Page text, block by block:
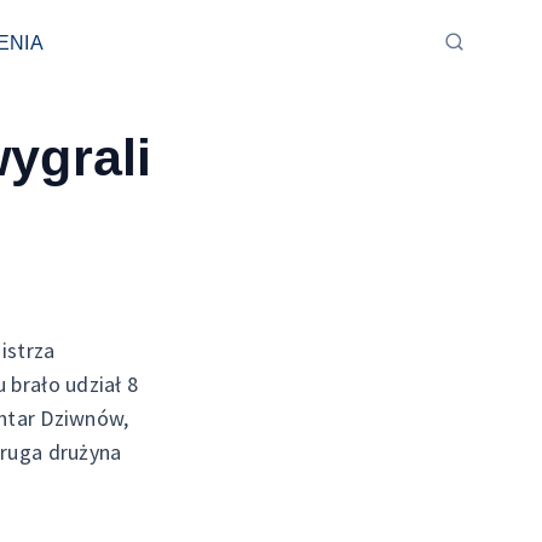
brało udział 8
Dziwnów,
drużyna